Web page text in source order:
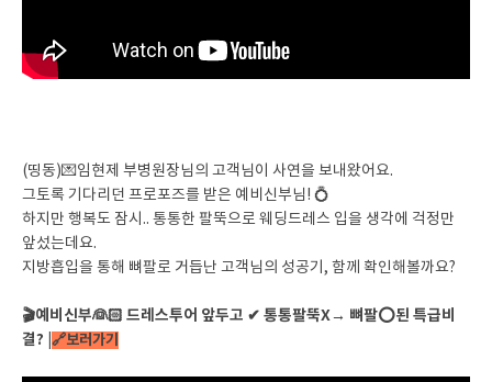
(띵동)💌임현제 부병원장님의 고객님이 사연을 보내왔어요.
그토록 기다리던 프로포즈를 받은 예비신부님! 💍
하지만 행복도 잠시.. 통통한 팔뚝으로 웨딩드레스 입을 생각에 걱정만
앞섰는데요.
지방흡입을 통해 뼈팔로 거듭난 고객님의 성공기, 함께 확인해볼까요?
🎬예비신부👰🏻 드레스투어 앞두고 ✔ 통통팔뚝X→ 뼈팔⭕된 특급비
결? | 🔗보러가기